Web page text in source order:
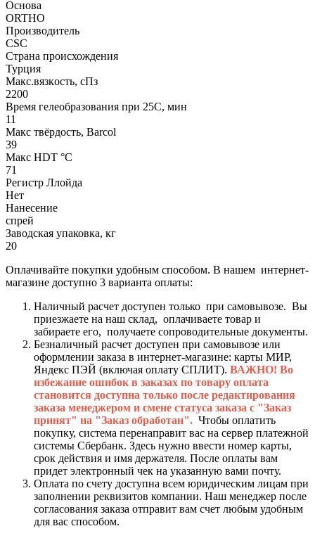
Основа
ORTHO
Производитель
CSC
Страна происхождения
Турция
Макс.вязкoсть, сПз
2200
Время гелеобразования при 25С, мин
11
Макс твёрдость, Barcol
39
Макс HDT °С
71
Регистр Ллойда
Нет
Нанесение
спрей
Заводская упаковка, кг
20
Оплачивайте покупки удобным способом. В нашем интернет-
магазине доступно 3 варианта оплаты:
Наличный расчет доступен только при самовывозе. Вы
приезжаете на наш склад, оплачиваете товар и
забираете его, получаете сопроводительные документы.
Безналичный расчет доступен при самовывозе или
оформлении заказа в интернет-магазине: карты МИР,
Яндекс ПЭЙ (включая оплату СПЛИТ). ВАЖНО! Во
избежание ошибок в заказах по товару оплата
становится доступна только после редактирования
заказа менеджером и смене статуса заказа с "Заказ
принят" на "Заказ обработан". Чтобы оплатить
покупку, система перенаправит вас на сервер платежной
системы Сбербанк. Здесь нужно ввести номер карты,
срок действия и имя держателя. После оплаты вам
придет электронный чек на указанную вами почту.
Оплата по счету доступна всем юридическим лицам при
заполнении реквизитов компании. Наш менеджер после
согласования заказа отправит вам счет любым удобным
для вас способом.